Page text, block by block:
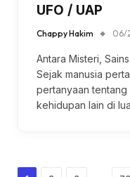
UFO / UAP
Chappy Hakim 06/
Antara Misteri,
Sejak manusia
pertanyaan
kehidupan lain di